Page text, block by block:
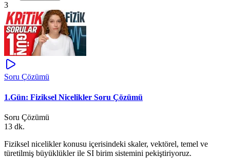
3
Soru Çözümü
1.Gün: Fiziksel Nicelikler Soru Çözümü
Soru Çözümü
13 dk.
Fiziksel nicelikler konusu içerisindeki skaler, vektörel, temel ve
türetilmiş büyüklükler ile SI birim sistemini pekiştiriyoruz.